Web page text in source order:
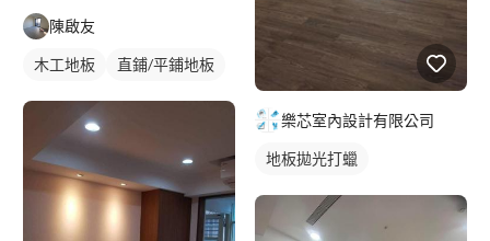
陳啟友
木工地板 直鋪/平鋪地板
樂芯室內設計有限公司
地板拋光打蠟